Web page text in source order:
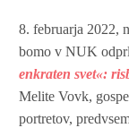
8. februarja 2022,
bomo v NUK
enkraten svet«:
Melite Vovk,
portretov,